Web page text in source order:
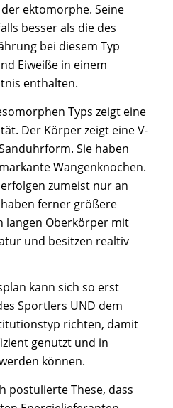
ektomorphe. Seine
besser als die des
bei diesem Typ
Eiweiße in einem
enthalten.
Typs zeigt eine
Der Körper zeigt eine V-
Sie haben
Wangenknochen.
zumeist nur an
ferner größere
langen Oberkörper mit
und besitzen realtiv
kann sich so erst
Sportlers UND dem
richten, damit
genutzt und in
können.
postulierte These, dass